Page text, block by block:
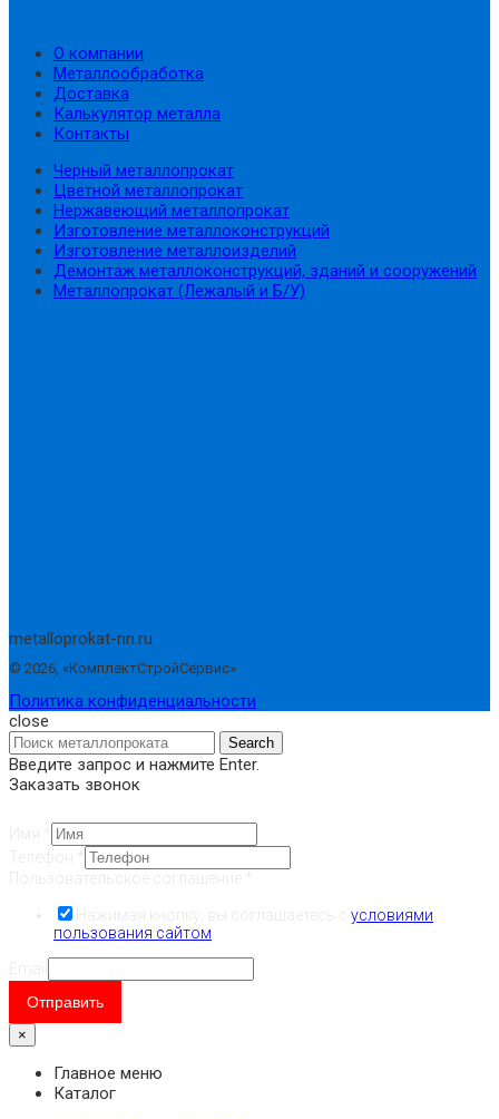
О компании
Металлообработка
Доставка
Калькулятор металла
Контакты
Черный металлопрокат
Цветной металлопрокат
Нержавеющий металлопрокат
Изготовление металлоконструкций
Изготовление металлоизделий
Демонтаж металлоконструкций, зданий и сооружений
Металлопрокат (Лежалый и Б/У)
metalloprokat-nn.ru
© 2026, «КомплектСтройСервис»
Политика конфиденциальности
close
Search
Введите запрос и нажмите Enter.
Заказать звонок
условиями
пользования сайтом
Отправить
×
Главное меню
Каталог